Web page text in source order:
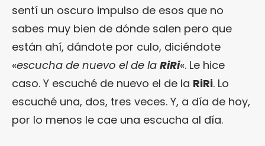
sentí un oscuro impulso de esos que no
sabes muy bien de dónde salen pero que
están ahí, dándote por culo, diciéndote
«escucha de nuevo el de la RiRi«. Le hice
caso. Y escuché de nuevo el de la RiRi. Lo
escuché una, dos, tres veces. Y, a día de hoy,
por lo menos le cae una escucha al día.